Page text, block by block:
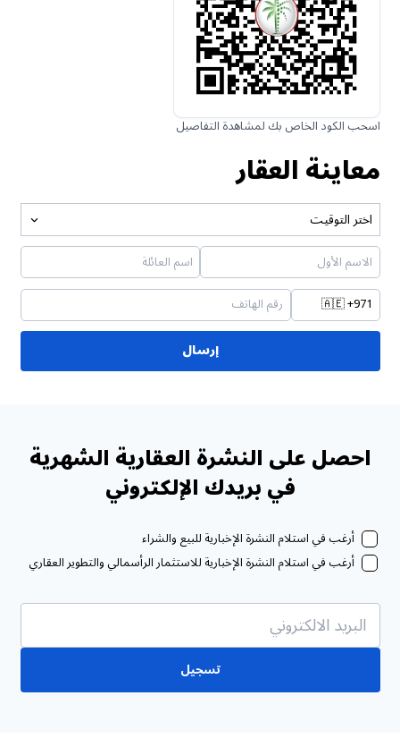
اسحب الكود الخاص بك لمشاهدة التفاصيل
معاينة العقار
اختر التوقيت
🇦🇪+971
إرسال
احصل على النشرة العقارية الشهرية
في بريدك الإلكتروني
أرغب في استلام النشرة الإخبارية للبيع والشراء
أرغب في استلام النشرة الإخبارية للاستثمار الرأسمالي والتطوير العقاري
تسجيل